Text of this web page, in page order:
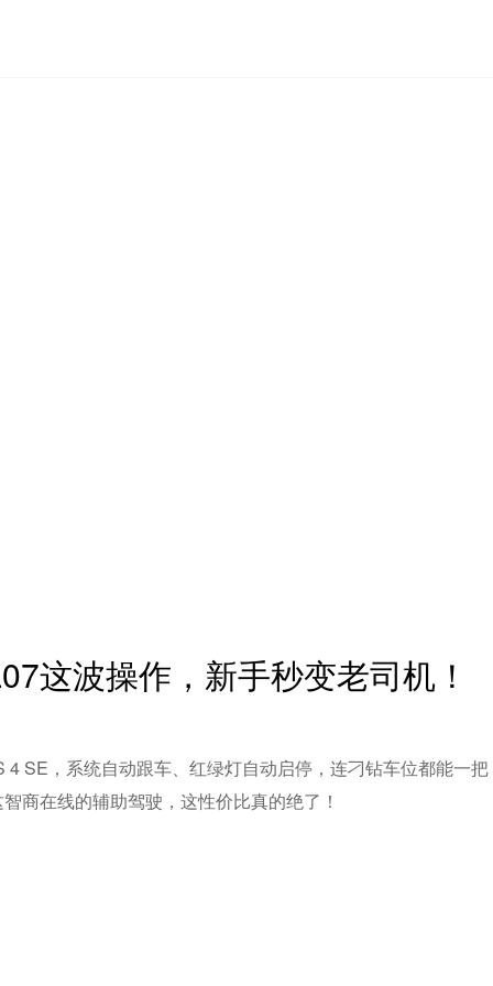
这波操作，新手秒变老司机！
SE，系统自动跟车、红绿灯自动启停，连刁钻车位都能一把